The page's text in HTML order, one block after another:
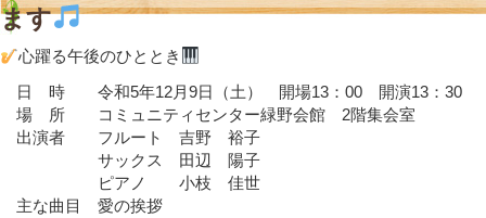
ます
心躍る午後のひととき
日 時 令和5年12月9日（土） 開場13：00 開演13：30
場 所 コミュニティセンター緑野会館 2階集会室
出演者 フルート 吉野 裕子
サックス 田辺 陽子
ピアノ 小枝 佳世
主な曲目 愛の挨拶